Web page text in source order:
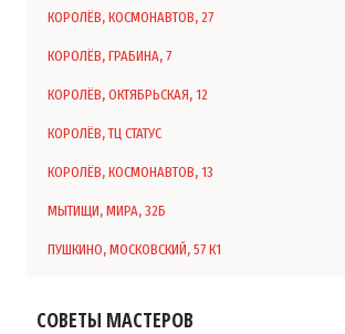
КОРОЛЁВ, КОСМОНАВТОВ, 27
КОРОЛЁВ, ГРАБИНА, 7
КОРОЛЁВ, ОКТЯБРЬСКАЯ, 12
КОРОЛЁВ, ТЦ СТАТУС
КОРОЛЁВ, КОСМОНАВТОВ, 13
МЫТИЩИ, МИРА, 32Б
ПУШКИНО, МОСКОВСКИЙ, 57 К1
СОВЕТЫ МАСТЕРОВ